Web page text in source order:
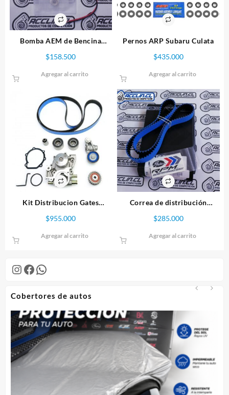
Instagram
Facebook
WhatsApp
Cobertores de autos
Bomba AEM de Bencina
$158.500
Agregar al carrito
Pernos ARP Subaru Culata
$435.000
Agregar al carrito
Kit Distribucion Gates
WRX, STI. Correa Con Bomba
de agua.
$955.000
Agregar al carrito
Correa de distribución
WRX/STi
$285.000
Agregar al carrito